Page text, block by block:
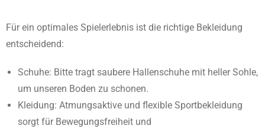
Für ein optimales Spielerlebnis ist die richtige Bekleidung
entscheidend:
Schuhe: Bitte tragt saubere Hallenschuhe mit heller Sohle,
um unseren Boden zu schonen.
Kleidung: Atmungsaktive und flexible Sportbekleidung
sorgt für Bewegungsfreiheit und